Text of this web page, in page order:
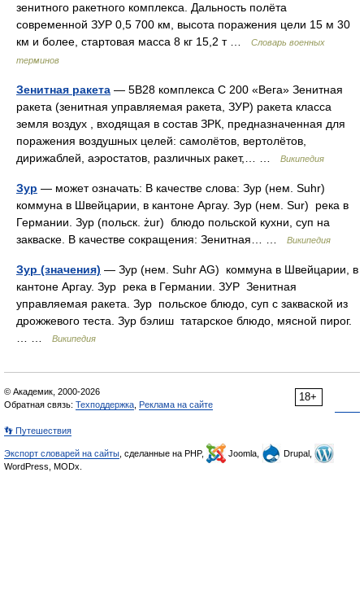
зенитного ракетного комплекса. Дальность полёта
современной ЗУР 0,5 700 км, высота поражения цели 15 м 30
км и более, стартовая масса 8 кг 15,2 т …
Словарь военных
терминов
Зенитная ракета — 5В28 комплекса С 200 «Вега» Зенитная
ракета (зенитная управляемая ракета, ЗУР) ракета класса
земля воздух , входящая в состав ЗРК, предназначенная для
поражения воздушных целей: самолётов, вертолётов,
дирижаблей, аэростатов, различных ракет,… …
Википедия
Зур — может означать: В качестве слова: Зур (нем. Suhr)
коммуна в Швейцарии, в кантоне Аргау. Зур (нем. Sur) река в
Германии. Зур (польск. żur) блюдо польской кухни, суп на
закваске. В качестве сокращения: Зенитная… …
Википедия
Зур (значения) — Зур (нем. Suhr AG) коммуна в Швейцарии, в
кантоне Аргау. Зур река в Германии. ЗУР Зенитная
управляемая ракета. Зур польское блюдо, суп с закваской из
дрожжевого теста. Зур бэлиш татарское блюдо, мясной пирог.
Википедия
18+
© Академик, 2000-2026
Обратная связь: Техподдержка Реклама на сайте
👣 Путешествия
Экспорт словарей на сайты , сделанные на PHP, Joomla,
Drupal,
WordPress, MODx.